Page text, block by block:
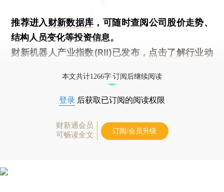
推荐进入财新数据库 ，可随时查阅公司股价走势、
结构人员变化等投资信息。
财新机器人产业指数(RII)已发布， 点击了解行业动
本文共计1266字 订阅后继续阅读
登录 后获取已订阅的阅读权限
财新通会员
可畅读全文
订阅/会员升级